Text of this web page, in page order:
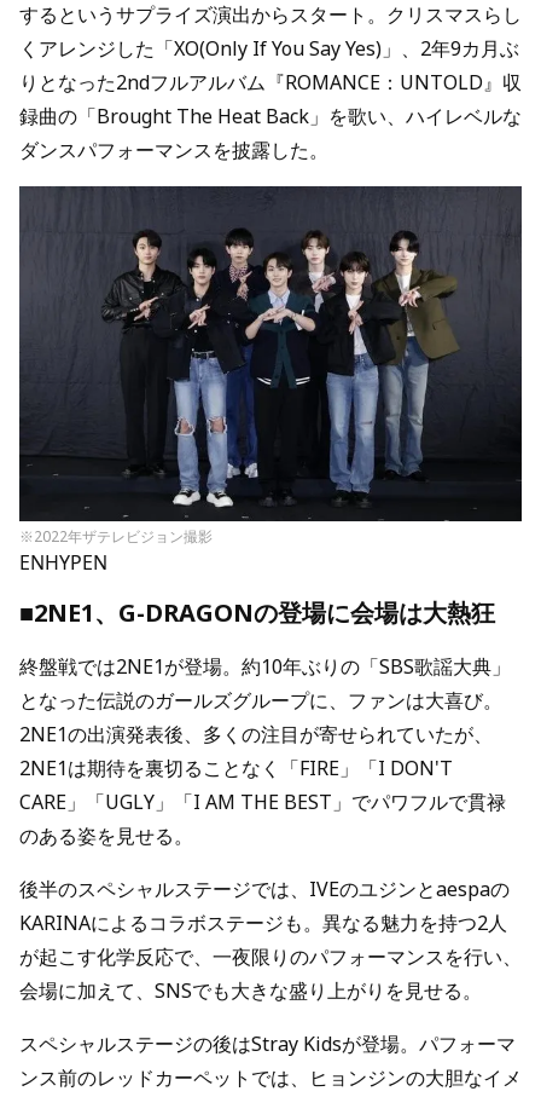
するというサプライズ演出からスタート。クリスマスらし
くアレンジした「XO(Only If You Say Yes)」、2年9カ月ぶ
りとなった2ndフルアルバム『ROMANCE：UNTOLD』収
録曲の「Brought The Heat Back」を歌い、ハイレベルな
ダンスパフォーマンスを披露した。
※2022年ザテレビジョン撮影
ENHYPEN
■2NE1、G-DRAGONの登場に会場は大熱狂
終盤戦では2NE1が登場。約10年ぶりの「SBS歌謡大典」
となった伝説のガールズグループに、ファンは大喜び。
2NE1の出演発表後、多くの注目が寄せられていたが、
2NE1は期待を裏切ることなく「FIRE」「I DON'T
CARE」「UGLY」「I AM THE BEST」でパワフルで貫禄
のある姿を見せる。
後半のスペシャルステージでは、IVEのユジンとaespaの
KARINAによるコラボステージも。異なる魅力を持つ2人
が起こす化学反応で、一夜限りのパフォーマンスを行い、
会場に加えて、SNSでも大きな盛り上がりを見せる。
スペシャルステージの後はStray Kidsが登場。パフォーマ
ンス前のレッドカーペットでは、ヒョンジンの大胆なイメ